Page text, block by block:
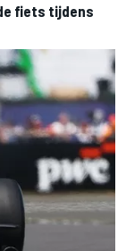
fiets tijdens